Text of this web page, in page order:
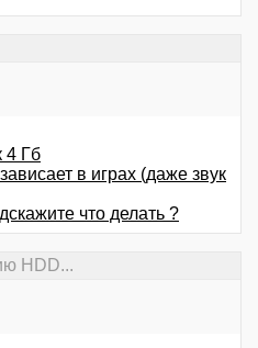
4 Гб
в играх (даже звук
что делать ?
HDD...